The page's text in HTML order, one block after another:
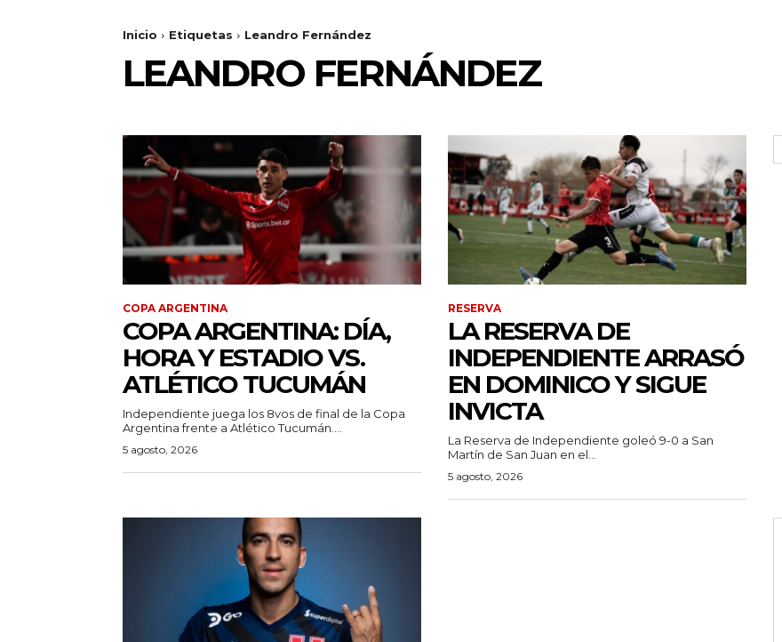
Inicio Etiquetas Leandro Fernández
LEANDRO FERNÁNDEZ
COPA ARGENTINA
COPA ARGENTINA: DÍA,
HORA Y ESTADIO VS.
ATLÉTICO TUCUMÁN
Independiente juega los 8vos de final de la Copa
Argentina frente a Atlético Tucumán....
5 agosto, 2026
RESERVA
LA RESERVA DE
INDEPENDIENTE ARRASÓ
EN DOMINICO Y SIGUE
INVICTA
La Reserva de Independiente goleó 9-0 a San
Martín de San Juan en el...
5 agosto, 2026